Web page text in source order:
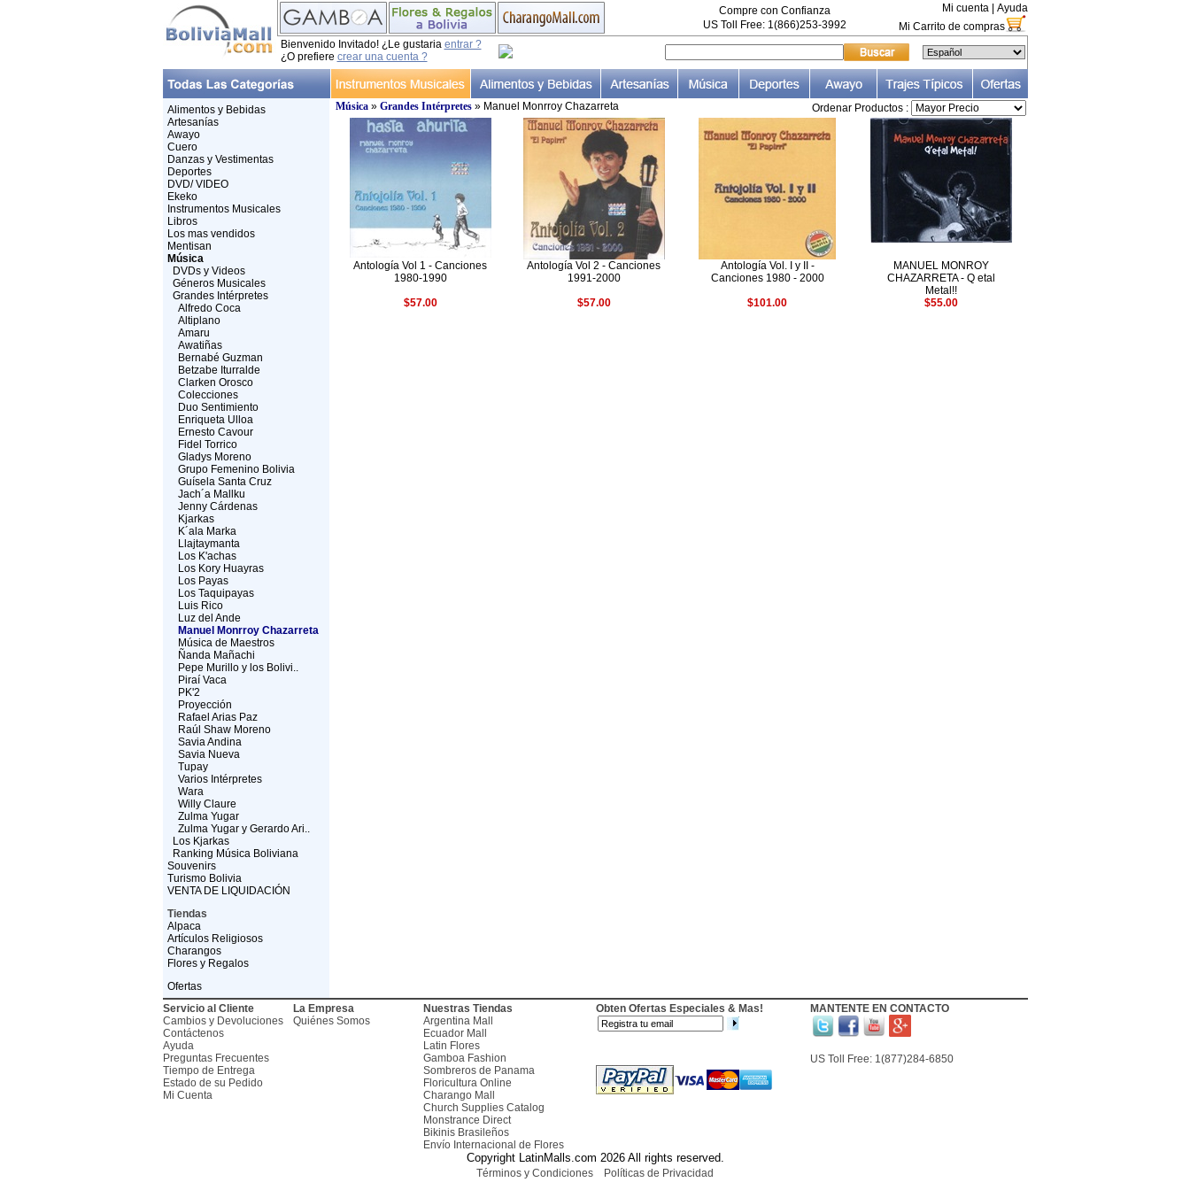
Compre con Confianza
US Toll Free: 1(866)253-3992
Mi cuenta| Ayuda
Mi Carrito de compras
Bienvenido Invitado! ¿Le gustaria entrar ?
¿O prefiere crear una cuenta ?
Alimentos y Bebidas
Artesanías
Awayo
Cuero
Danzas y Vestimentas
Deportes
DVD/ VIDEO
Ekeko
Instrumentos Musicales
Libros
Los mas vendidos
Mentisan
Música
DVDs y Videos
Géneros Musicales
Grandes Intérpretes
Alfredo Coca
Altiplano
Amaru
Awatiñas
Bernabé Guzman
Betzabe Iturralde
Clarken Orosco
Colecciones
Duo Sentimiento
Enriqueta Ulloa
Ernesto Cavour
Fidel Torrico
Gladys Moreno
Grupo Femenino Bolivia
Guísela Santa Cruz
Jach´a Mallku
Jenny Cárdenas
Kjarkas
K´ala Marka
Llajtaymanta
Los K'achas
Los Kory Huayras
Los Payas
Los Taquipayas
Luis Rico
Luz del Ande
Manuel Monrroy Chazarreta
Música de Maestros
Ñanda Mañachi
Pepe Murillo y los Bolivi..
Piraí Vaca
PK'2
Proyección
Rafael Arias Paz
Raúl Shaw Moreno
Savia Andina
Savia Nueva
Tupay
Varios Intérpretes
Wara
Willy Claure
Zulma Yugar
Zulma Yugar y Gerardo Ari..
Los Kjarkas
Ranking Música Boliviana
Souvenirs
Turismo Bolivia
VENTA DE LIQUIDACIÓN
Tiendas
Alpaca
Artículos Religiosos
Charangos
Flores y Regalos
Ofertas
Música» Grandes Intérpretes» Manuel Monrroy Chazarreta Ordenar Productos :
Antología Vol 1 - Canciones
1980-1990
Antología Vol 2 - Canciones
1991-2000
Antología Vol. I y II -
Canciones 1980 - 2000
MANUEL MONROY
CHAZARRETA - Q etal
Metal!!
$57.00
$57.00 $101.00 $55.00
Servicio al Cliente
Cambios y Devoluciones
Contáctenos
Ayuda
Preguntas Frecuentes
Tiempo de Entrega
Estado de su Pedido
Mi Cuenta
La Empresa
Quiénes Somos
Nuestras Tiendas
Argentina Mall
Ecuador Mall
Latin Flores
Gamboa Fashion
Sombreros de Panama
Floricultura Online
Charango Mall
Church Supplies Catalog
Monstrance Direct
Bikinis Brasileños
Envío Internacional de Flores
Obten Ofertas Especiales & Mas! MANTENTE EN CONTACTO
US Toll Free: 1(877)284-6850
Copyright LatinMalls.com 2026 All rights reserved.
Términos y Condiciones Políticas de Privacidad